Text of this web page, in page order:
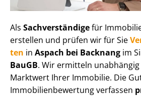
Als Sachverständigefür
erstellen und prüfen wir für Sie
ten in Aspach bei Backnang im
BauGB. Wir ermitteln
Marktwert Ihrer Immobilie. Die
Im­mo­bi­li­en­be­wer­tung verfassen